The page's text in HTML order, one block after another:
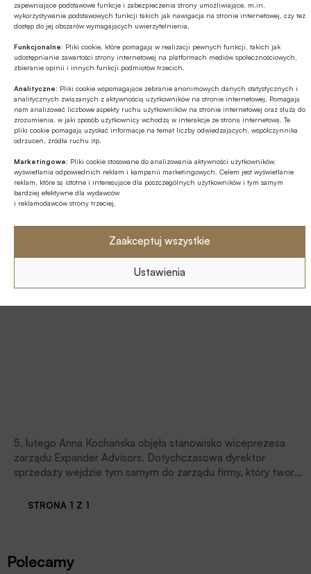
zapewniające podstawowe funkcje i zabezpieczenia strony umożliwiające, m.in.
wykorzystywanie podstawowych funkcji takich jak nawigacja na stronie internetowej, czy tez
dostęp do jej obszarów wymagających uwierzytelnienia.
Funkcjonalne: Pliki cookie, które pomagają w realizacji pewnych funkcji, takich jak
udostępnianie zawartości strony internetowej na platformach mediów społecznościowych,
zbieranie opinii i innych funkcji podmiotów trzecich.
Analityczne: Pliki cookie wspomagające zebranie anonimowych danych statystycznych i
analitycznych związanych z aktywnością użytkowników na stronie internetowej. Pomagają
nam analizować liczbowe aspekty ruchu użytkowników na stronie internetowej oraz służą do
zrozumienia, w jaki sposób użytkownicy wchodzą w interakcje ze stroną internetową. Te
pliki cookie pomagają uzyskać informacje na temat liczby odwiedzających, współczynnika
odrzuceń, źródła ruchu itp.
Marketingowe: Pliki cookie stosowane do analizowania aktywności użytkowników,
wyświetlania odpowiednich reklam i kampanii marketingowych. Celem jest wyświetlanie
reklam, które są istotne i interesujące dla poszczególnych użytkowników i tym samym
bardziej efektywne dla wydawców
i reklamodawców strony trzeciej.
Zaakceptuj wszystkie
Ustawienia
Nowa odsłona TV Student
TV Student – największy projekt medialny na rynku
odbiorców. Wprowadzona została nowa szata graficzna dla
wszystkich własnych i partnerskich ekranów tej ogólnopolskiej
sieci Digital Signage. Jednocześnie uruchomiono spójną z
monitorami LCD, nową wersję strony internetowej projektu.
czytelne.
Artykuły
22.02.2014 09:25
Zmarł Jan Wojtczak
Nie żyje Jan Wojtczak, wieloletni prezes
zarządu Banku Spółdzielczego w
Banków Polskich, były wieloletni
przewodniczący Sekcji Banków
Spółdzielczych ZBP, członek rady
nadzorczej SGB-Banku S.A.
5. lutego Anna Kochańska objęła stanowisko wiceprezesa
zarządu Expander Advisors. Dotychczasowa dyrektor
sprzedaży wejdzie tym samym do zarządu firmy, który tworzą
Niewiadomski.
STRONA 1 Z 1
Polecamy